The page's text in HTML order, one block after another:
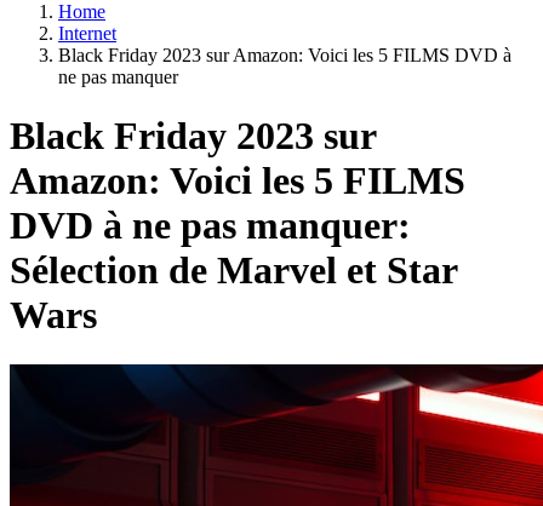
Home
Internet
Black Friday 2023 sur Amazon: Voici les 5 FILMS DVD à
ne pas manquer
Black Friday 2023 sur
Amazon: Voici les 5 FILMS
DVD à ne pas manquer:
Sélection de Marvel et Star
Wars